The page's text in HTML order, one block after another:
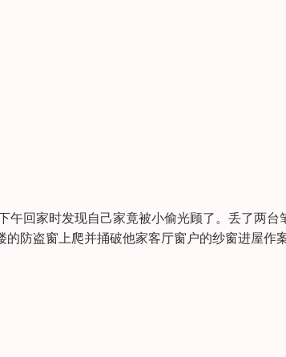
午回家时发现自己家竟被小偷光顾了。丢了两台
防盗窗上爬并捅破他家客厅窗户的纱窗进屋作